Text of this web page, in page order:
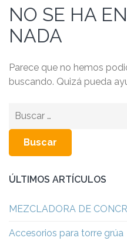
NO SE HA
NADA
Parece que no hemos
buscando. Quizá pueda
Buscar:
ÚLTIMOS ARTÍCULOS
MEZCLADORA DE
Accesorios para torre grúa